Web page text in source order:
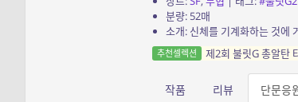
분량: 52매
소개: 신체를 기계화하는 것에
추천셀렉션 제2회 불릿G 총알탄
작품 리뷰 단문응